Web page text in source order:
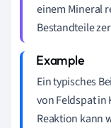
einem Mineral
Bestandteile
Ein typisches
von Feldspat in
Reaktion kann